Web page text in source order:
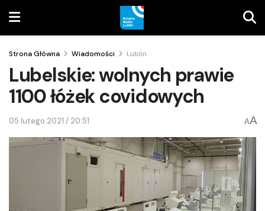
Strona Główna Wiadomości Lublin
Lubelskie: wolnych prawie
1100 łóżek covidowych
05 lutego 2021 / 20:51 AA